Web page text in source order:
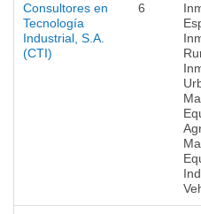
Consultores en
Tecnología
Industrial, S.A.
(CTI)
6